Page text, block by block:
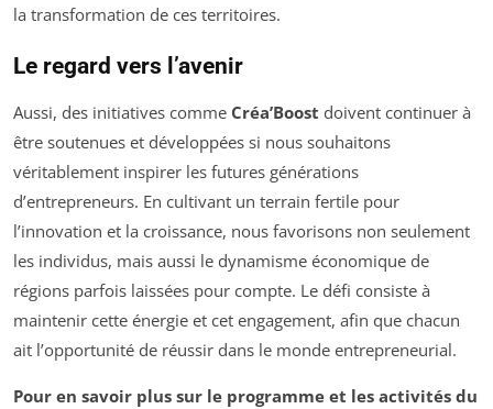
la transformation de ces territoires.
Le regard vers l’avenir
Aussi, des initiatives comme Créa’Boost doivent continuer à
être soutenues et développées si nous souhaitons
véritablement inspirer les futures générations
d’entrepreneurs. En cultivant un terrain fertile pour
l’innovation et la croissance, nous favorisons non seulement
les individus, mais aussi le dynamisme économique de
régions parfois laissées pour compte. Le défi consiste à
maintenir cette énergie et cet engagement, afin que chacun
ait l’opportunité de réussir dans le monde entrepreneurial.
Pour en savoir plus sur le programme et les activités du